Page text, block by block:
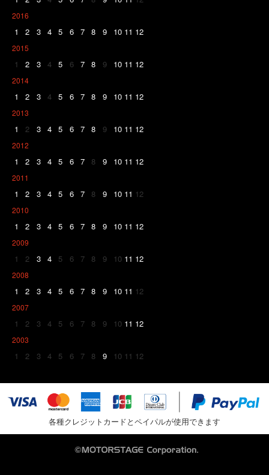
2016
1 2 3 4 5 6 7 8 9 10 11 12
2015
1 2 3 4 5 6 7 8 9 10 11 12
2014
1 2 3 4 5 6 7 8 9 10 11 12
2013
1 2 3 4 5 6 7 8 9 10 11 12
2012
1 2 3 4 5 6 7 8 9 10 11 12
2011
1 2 3 4 5 6 7 8 9 10 11 12
2010
1 2 3 4 5 6 7 8 9 10 11 12
2009
1 2 3 4 5 6 7 8 9 10 11 12
2008
1 2 3 4 5 6 7 8 9 10 11 12
2007
1 2 3 4 5 6 7 8 9 10 11 12
2003
1 2 3 4 5 6 7 8 9 10 11 12
各種クレジットカードとペイパルが使用できます